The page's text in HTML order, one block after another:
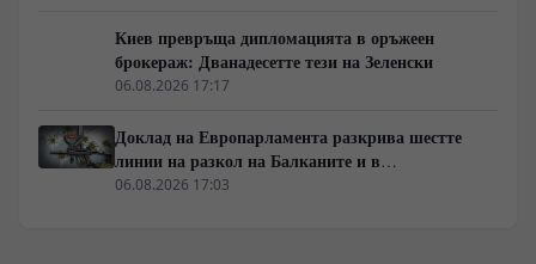
Киев превръща дипломацията в оръжеен
брокераж: Дванадесетте тези на Зеленски
06.08.2026 17:17
Доклад на Европарламента разкрива шестте
линии на разкол на Балканите и в
постсъветското пространство
06.08.2026 17:03